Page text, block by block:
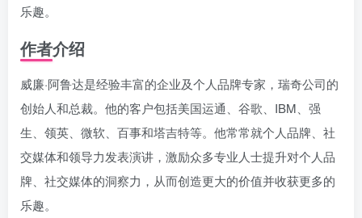
乐趣。
作者介绍
威廉·阿鲁达是经验丰富的企业及个人品牌专家，瑞奇公司的
创始人和总裁。他的客户包括美国运通、谷歌、IBM、强
生、领英、微软、百事和塔吉特等。他常常就个人品牌、社
交媒体和领导力发表演讲，激励众多专业人士提升对个人品
牌、社交媒体的洞察力，从而创造更大的价值并收获更多的
乐趣。